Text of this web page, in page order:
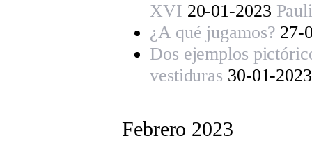
XVI 20-01-2023
¿A qué jugamos? 27-
Dos ejemplos
vestiduras 30-01-
Febrero 2023